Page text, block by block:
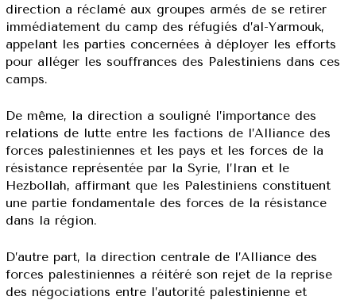
direction a réclamé aux groupes armés de se retirer
immédiatement du camp des réfugiés d’al-Yarmouk,
appelant les parties concernées à déployer les efforts
pour alléger les souffrances des Palestiniens dans ces
camps.
De même, la direction a souligné l’importance des
relations de lutte entre les factions de l’Alliance des
forces palestiniennes et les pays et les forces de la
résistance représentée par la Syrie, l’Iran et le
Hezbollah, affirmant que les Palestiniens constituent
une partie fondamentale des forces de la résistance
dans la région.
D’autre part, la direction centrale de l’Alliance des
forces palestiniennes a réitéré son rejet de la reprise
des négociations entre l’autorité palestinienne et